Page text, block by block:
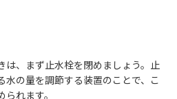
は、まず止水栓を閉めましょう。止
水の量を調節する装置のことで、こ
れます。